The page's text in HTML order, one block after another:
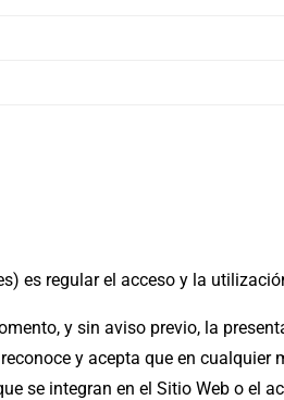
es regular el acceso y la
y sin aviso previo, la
y acepta que en cualquier
se integran en el Sitio Web o el